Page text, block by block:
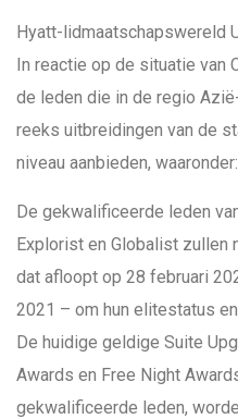
Hyatt-lidmaatschapswereld
In reactie op de situatie van
de leden die in de regio
reeks uitbreidingen van de
niveau aanbieden, waaronder:
De gekwalificeerde leden
Explorist en Globalist zullen
dat afloopt op 28 februari
2021 – om hun elitestatus
De huidige geldige Suite
Awards en Free Night
gekwalificeerde leden,